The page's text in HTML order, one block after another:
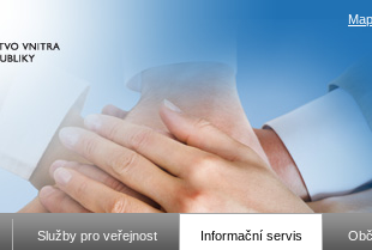
Služby pro veřejnost Informační servis